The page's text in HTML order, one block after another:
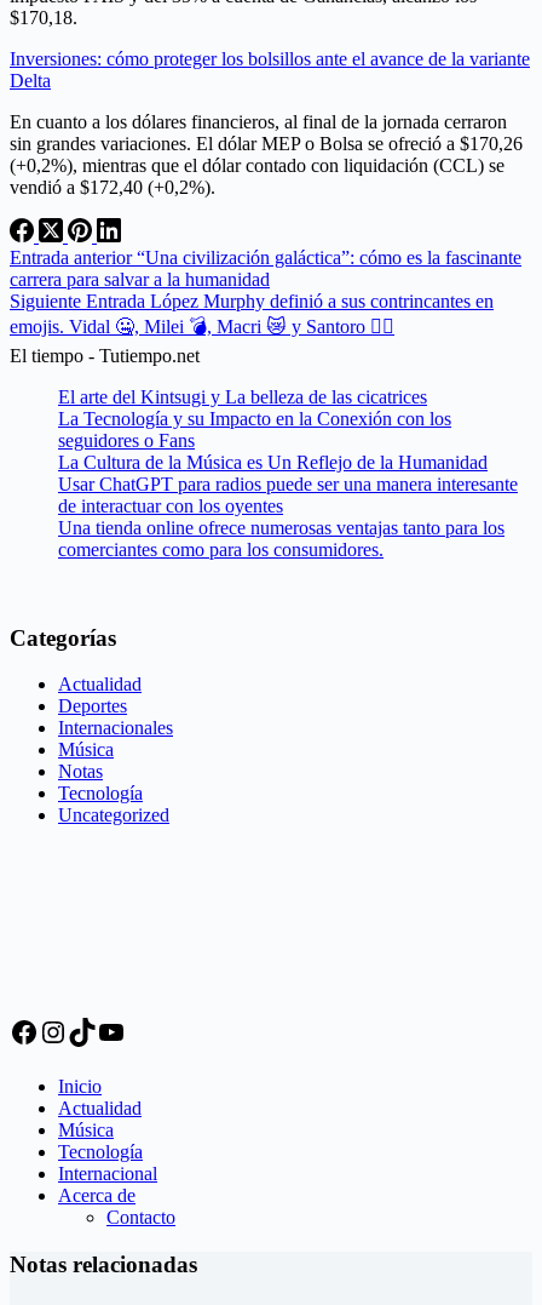
$170,18.
Inversiones: cómo proteger los bolsillos ante el avance de la variante
Delta
En cuanto a los dólares financieros, al final de la jornada cerraron
sin grandes variaciones. El dólar MEP o Bolsa se ofreció a $170,26
(+0,2%), mientras que el dólar contado con liquidación (CCL) se
vendió a $172,40 (+0,2%).
Entrada anterior“Una civilización galáctica”: cómo es la fascinante
carrera para salvar a la humanidad
Siguiente Entrada López Murphy definió a sus contrincantes en
emojis. Vidal 🤐, Milei 💣, Macri 😿 y Santoro 🤦‍♂️
El tiempo - Tutiempo.net
El arte del Kintsugi y La belleza de las cicatrices
La Tecnología y su Impacto en la Conexión con los
seguidores o Fans
La Cultura de la Música es Un Reflejo de la Humanidad
Usar ChatGPT para radios puede ser una manera interesante
de interactuar con los oyentes
Una tienda online ofrece numerosas ventajas tanto para los
comerciantes como para los consumidores.
Categorías
Actualidad
Deportes
Internacionales
Música
Notas
Tecnología
Uncategorized
Facebook
Instagram
TikTok
YouTube
Inicio
Actualidad
Música
Tecnología
Internacional
Acerca de
Contacto
Notas relacionadas